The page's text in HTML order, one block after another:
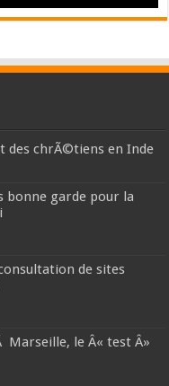
des chrÃ©tiens en Inde
bonne garde pour la
de sites
Marseille, le Â« test Â»